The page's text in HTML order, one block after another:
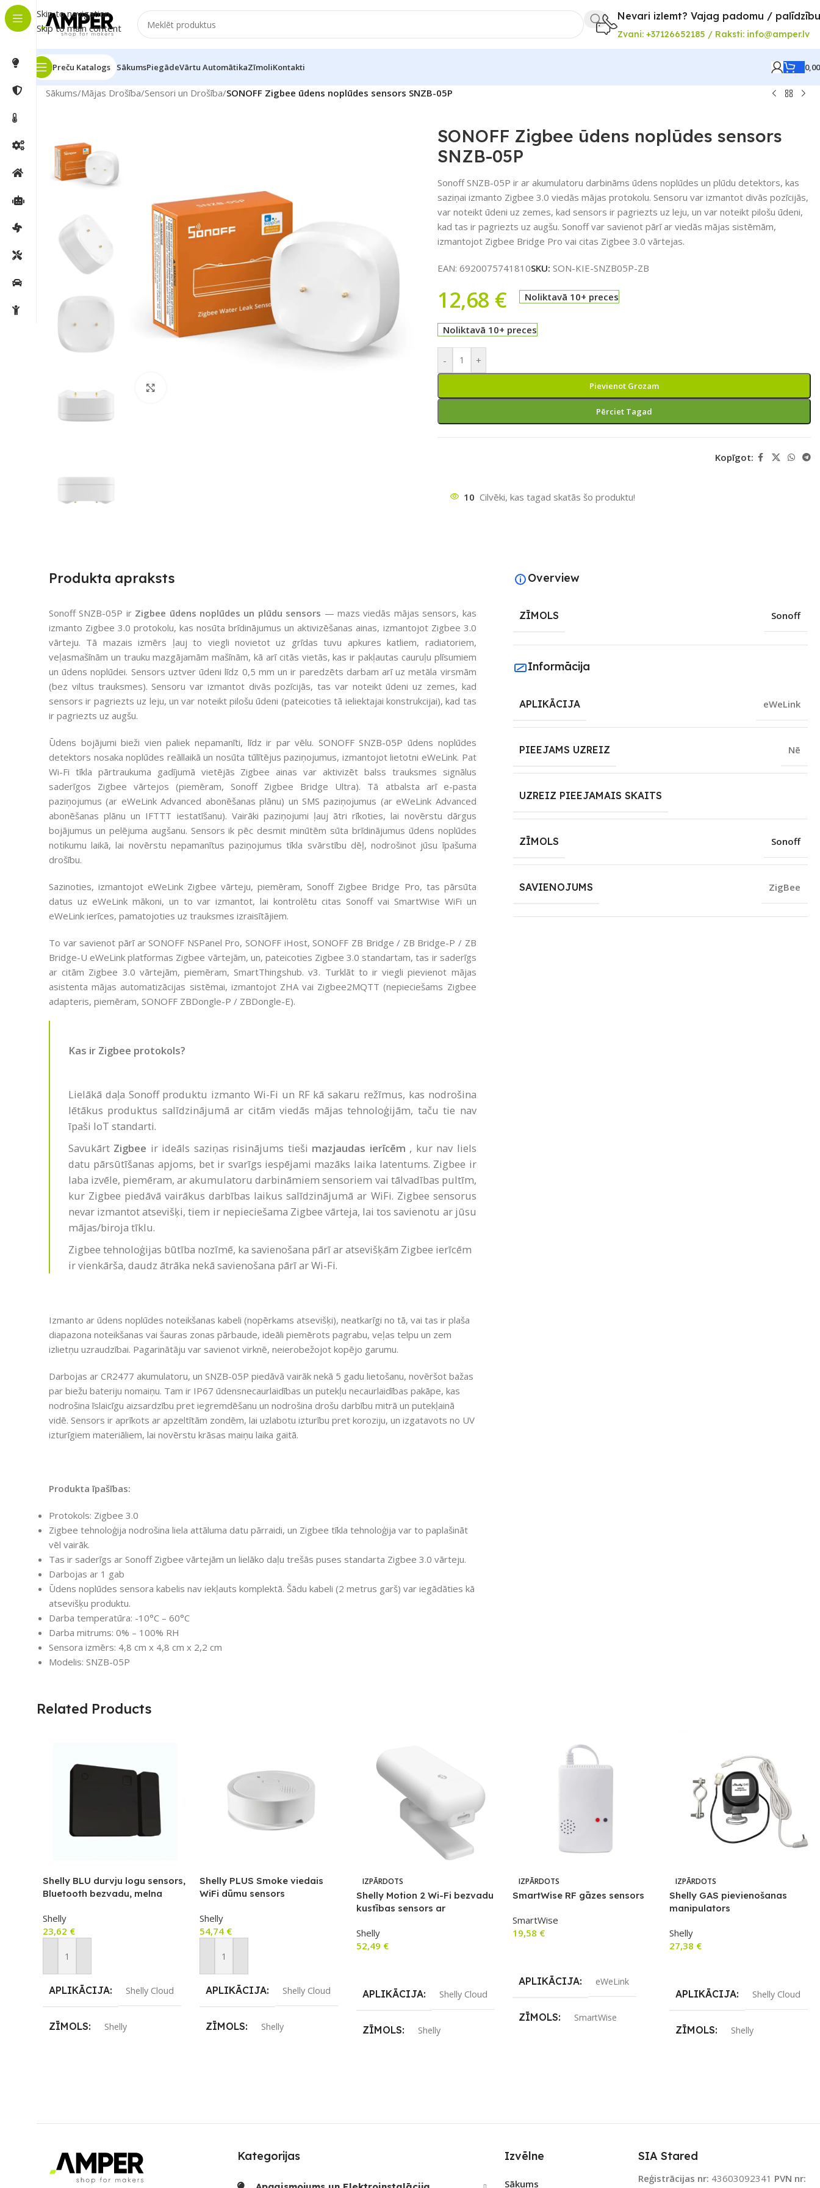
Skip to navigation
Skip to main content
Nevari izlemt? Vajag padomu /
Zvani: +37126652185 / Raksti: info@amper.lv
Preču Katalogs SākumsPiegādeVārtu AutomātikaZīmoliKontakti
Sākums/Mājas Drošība/Sensori un Drošība/SONOFF Zigbee ūdens noplūdes sensors SNZB-05P
SONOFF Zigbee ūdens noplūdes sensors
SNZB-05P
Sonoff SNZB-05P ir ar akumulatoru darbināms ūdens noplūdes un plūdu detektors, kas
saziņai izmanto Zigbee 3.0 viedās mājas protokolu. Sensoru var izmantot divās pozīcijās,
var noteikt ūdeni uz zemes, kad sensors ir pagriezts uz leju, un var noteikt pilošu ūdeni,
kad tas ir pagriezts uz augšu. Sonoff var savienot pārī ar viedās mājas sistēmām,
izmantojot Zigbee Bridge Pro vai citas Zigbee 3.0 vārtejas.
EAN: 6920075741810SKU: SON-KIE-SNZB05P-ZB
12,68 € Noliktavā 10+ preces
Noliktavā 10+ preces
- +
Pievienot Grozam
Pērciet Tagad
Kopīgot:
10 Cilvēki, kas tagad skatās šo produktu!
Produkta apraksts
Sonoff SNZB-05P ir Zigbee ūdens noplūdes un plūdu sensors — mazs viedās mājas sensors, kas
izmanto Zigbee 3.0 protokolu, kas nosūta brīdinājumus un aktivizēšanas ainas, izmantojot Zigbee 3.0
vārteju. Tā mazais izmērs ļauj to viegli novietot uz grīdas tuvu apkures katliem, radiatoriem,
veļasmašīnām un trauku mazgājamām mašīnām, kā arī citās vietās, kas ir pakļautas cauruļu plīsumiem
un ūdens noplūdei. Sensors uztver ūdeni līdz 0,5 mm un ir paredzēts darbam arī uz metāla virsmām
(bez viltus trauksmes). Sensoru var izmantot divās pozīcijās, tas var noteikt ūdeni uz zemes, kad
sensors ir pagriezts uz leju, un var noteikt pilošu ūdeni (pateicoties tā ieliektajai konstrukcijai), kad tas
ir pagriezts uz augšu.
Ūdens bojājumi bieži vien paliek nepamanīti, līdz ir par vēlu. SONOFF SNZB-05P ūdens noplūdes
detektors nosaka noplūdes reāllaikā un nosūta tūlītējus paziņojumus, izmantojot lietotni eWeLink. Pat
Wi-Fi tīkla pārtraukuma gadījumā vietējās Zigbee ainas var aktivizēt balss trauksmes signālus
saderīgos Zigbee vārtejos (piemēram, Sonoff Zigbee Bridge Ultra). Tā atbalsta arī e-pasta
paziņojumus (ar eWeLink Advanced abonēšanas plānu) un SMS paziņojumus (ar eWeLink Advanced
abonēšanas plānu un IFTTT iestatīšanu). Vairāki paziņojumi ļauj ātri rīkoties, lai novērstu dārgus
bojājumus un pelējuma augšanu. Sensors ik pēc desmit minūtēm sūta brīdinājumus ūdens noplūdes
notikumu laikā, lai novērstu nepamanītus paziņojumus tīkla svārstību dēļ, nodrošinot jūsu īpašuma
drošību.
Sazinoties, izmantojot eWeLink Zigbee vārteju, piemēram, Sonoff Zigbee Bridge Pro, tas pārsūta
datus uz eWeLink mākoni, un to var izmantot, lai kontrolētu citas Sonoff vai SmartWise WiFi un
eWeLink ierīces, pamatojoties uz trauksmes izraisītājiem.
To var savienot pārī ar SONOFF NSPanel Pro, SONOFF iHost, SONOFF ZB Bridge / ZB Bridge-P / ZB
Bridge-U eWeLink platformas Zigbee vārtejām, un, pateicoties Zigbee 3.0 standartam, tas ir saderīgs
ar citām Zigbee 3.0 vārtejām, piemēram, SmartThingshub. v3. Turklāt to ir viegli pievienot mājas
asistenta mājas automatizācijas sistēmai, izmantojot ZHA vai Zigbee2MQTT (nepieciešams Zigbee
adapteris, piemēram, SONOFF ZBDongle-P / ZBDongle-E).
Kas ir Zigbee protokols?
Lielākā daļa Sonoff produktu izmanto Wi-Fi un RF kā sakaru režīmus, kas nodrošina
lētākus produktus salīdzinājumā ar citām viedās mājas tehnoloģijām, taču tie nav
īpaši IoT standarti.
Savukārt Zigbee ir ideāls saziņas risinājums tieši mazjaudas ierīcēm , kur nav liels
datu pārsūtīšanas apjoms, bet ir svarīgs iespējami mazāks laika latentums. Zigbee ir
laba izvēle, piemēram, ar akumulatoru darbināmiem sensoriem vai tālvadības pultīm,
kur Zigbee piedāvā vairākus darbības laikus salīdzinājumā ar WiFi. Zigbee sensorus
nevar izmantot atsevišķi, tiem ir nepieciešama Zigbee vārteja, lai tos savienotu ar jūsu
mājas/biroja tīklu.
Zigbee tehnoloģijas būtība nozīmē, ka savienošana pārī ar atsevišķām Zigbee ierīcēm
ir vienkārša, daudz ātrāka nekā savienošana pārī ar Wi-Fi.
Izmanto ar ūdens noplūdes noteikšanas kabeli (nopērkams atsevišķi), neatkarīgi no tā, vai tas ir plaša
diapazona noteikšanas vai šauras zonas pārbaude, ideāli piemērots pagrabu, veļas telpu un zem
izlietņu uzraudzībai. Pagarinātāju var savienot virknē, neierobežojot kopējo garumu.
Darbojas ar CR2477 akumulatoru, un SNZB-05P piedāvā vairāk nekā 5 gadu lietošanu, novēršot bažas
par biežu bateriju nomaiņu. Tam ir IP67 ūdensnecaurlaidības un putekļu necaurlaidības pakāpe, kas
nodrošina īslaicīgu aizsardzību pret iegremdēšanu un nodrošina drošu darbību mitrā un putekļainā
vidē. Sensors ir aprīkots ar apzeltītām zondēm, lai uzlabotu izturību pret koroziju, un izgatavots no UV
izturīgiem materiāliem, lai novērstu krāsas maiņu laika gaitā.
Produkta īpašības:
Protokols: Zigbee 3.0
Zigbee tehnoloģija nodrošina liela attāluma datu pārraidi, un Zigbee tīkla tehnoloģija var to paplašināt
vēl vairāk.
Tas ir saderīgs ar Sonoff Zigbee vārtejām un lielāko daļu trešās puses standarta Zigbee 3.0 vārteju.
Darbojas ar 1 gab
Ūdens noplūdes sensora kabelis nav iekļauts komplektā. Šādu kabeli (2 metrus garš) var iegādāties kā
atsevišķu produktu.
Darba temperatūra: -10°C – 60°C
Darba mitrums: 0% – 100% RH
Sensora izmērs: 4,8 cm x 4,8 cm x 2,2 cm
Modelis: SNZB-05P
Overview
ZĪMOLS Sonoff
Informācija
APLIKĀCIJA eWeLink
PIEEJAMS UZREIZ Nē
UZREIZ PIEEJAMAIS SKAITS
ZĪMOLS Sonoff
SAVIENOJUMS ZigBee
Related Products
Shelly BLU durvju logu sensors,
Bluetooth bezvadu, melna
Shelly
23,62 €
Pievienot Grozam
APLIKĀCIJA Shelly Cloud
ZĪMOLS Shelly
Shelly PLUS Smoke viedais
WiFi dūmu sensors
Shelly
54,74 €
Pievienot Grozam
APLIKĀCIJA Shelly Cloud
ZĪMOLS Shelly
IZPĀRDOTS
Shelly Motion 2 Wi-Fi bezvadu
kustības sensors ar
Shelly
52,49 €
APLIKĀCIJA Shelly Cloud
ZĪMOLS Shelly
IZPĀRDOTS
SmartWise RF gāzes sensors
SmartWise
19,58 €
APLIKĀCIJA eWeLink
ZĪMOLS SmartWise
UZREIZ PIEEJAMAIS
IZPĀRDOTS
Shelly GAS pievienošanas
manipulators
Shelly
27,38 €
APLIKĀCIJA Shelly Cloud
ZĪMOLS Shelly
SKAITS
Kategorijas Izvēlne
Sākums
SIA Stared
Reģistrācijas nr: 43603092341 PVN nr: